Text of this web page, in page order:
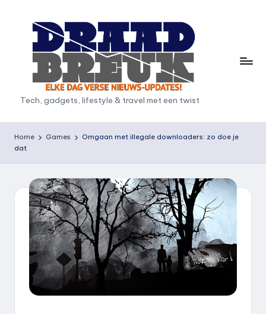
D
r
a
a
b
Tech, gadgets, lifestyle & travel met een twist
Home Games
Omgaan met illegale downloaders: zo doe je
dat